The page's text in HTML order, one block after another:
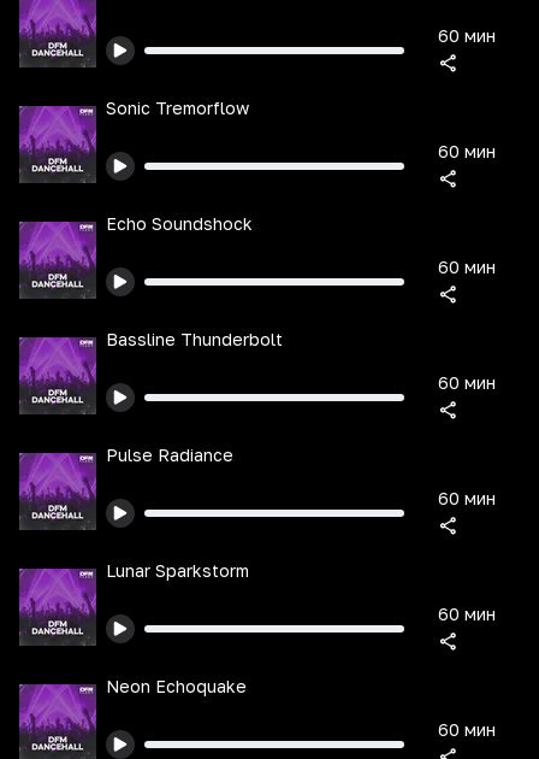
60 мин
Sonic Tremorflow
60 мин
Echo Soundshock
60 мин
Bassline Thunderbolt
60 мин
Pulse Radiance
60 мин
Lunar Sparkstorm
60 мин
Neon Echoquake
60 мин